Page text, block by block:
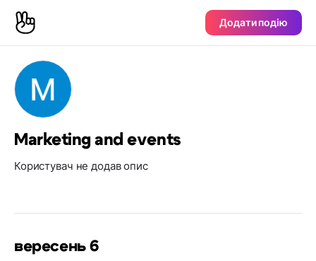
Додати подію
Marketing and events
Користувач не додав опис
вересень 6